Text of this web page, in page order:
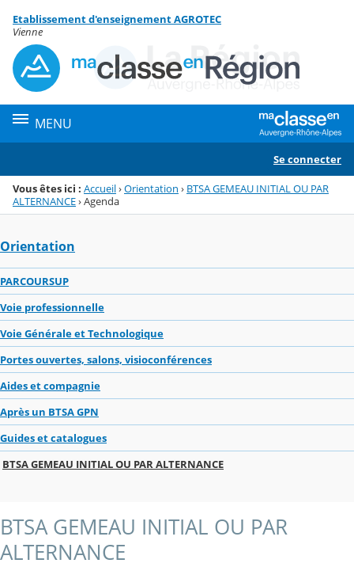
Menu de la rubrique
Contenu
Etablissement d'enseignement AGROTEC
Vienne
MENU
Se connecter
Vous êtes ici : Accueil›Orientation › BTSA GEMEAU INITIAL OU PAR
ALTERNANCE›Agenda
Orientation
PARCOURSUP
Voie professionnelle
Voie Générale et Technologique
Portes ouvertes, salons, visioconférences
Aides et compagnie
Après un BTSA GPN
Guides et catalogues
BTSA GEMEAU INITIAL OU PAR ALTERNANCE
BTSA GEMEAU INITIAL OU PAR
ALTERNANCE